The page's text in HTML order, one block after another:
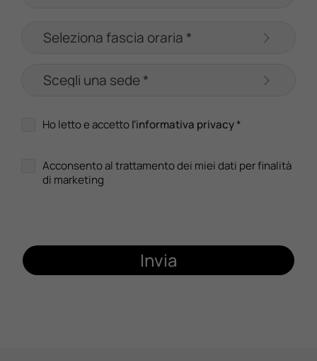
Ho letto e accettol'informativa privacy*
Acconsento al trattamento dei miei dati per finalità
di marketing
Invia